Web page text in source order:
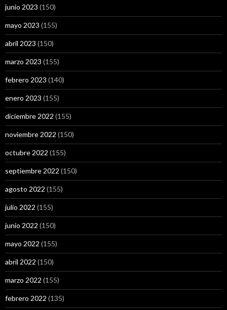
junio 2023 (150)
mayo 2023 (155)
abril 2023 (150)
marzo 2023 (155)
febrero 2023 (140)
enero 2023 (155)
diciembre 2022 (155)
noviembre 2022 (150)
octubre 2022 (155)
septiembre 2022 (150)
agosto 2022 (155)
julio 2022 (155)
junio 2022 (150)
mayo 2022 (155)
abril 2022 (150)
marzo 2022 (155)
febrero 2022 (135)